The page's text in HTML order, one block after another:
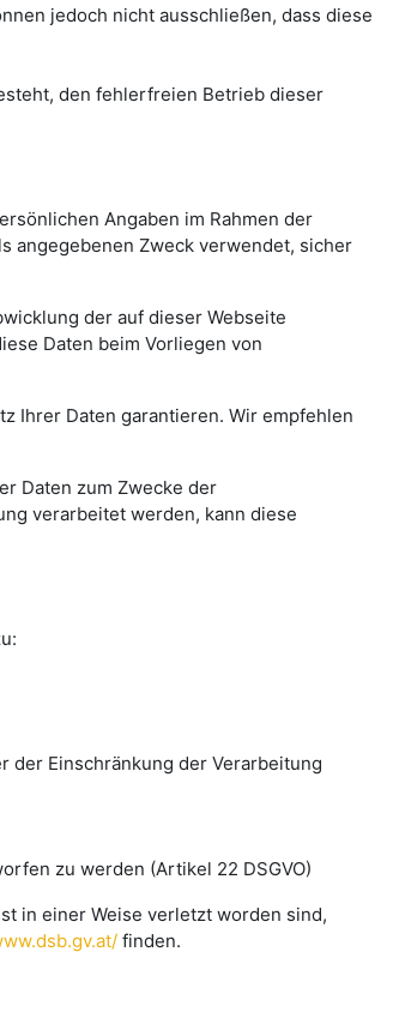
jedoch nicht ausschließen, dass diese
den fehlerfreien Betrieb dieser
Angaben im Rahmen der
angegebenen Zweck verwendet, sicher
der auf dieser Webseite
Daten beim Vorliegen von
Ihrer Daten garantieren. Wir empfehlen
Daten zum Zwecke der
verarbeitet werden, kann diese
der Einschränkung der Verarbeitung
zu werden (Artikel 22 DSGVO)
in einer Weise verletzt worden sind,
finden.